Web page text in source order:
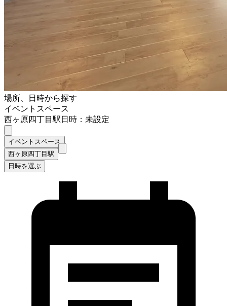
場所、日時から探す
イベントスペース
西ヶ原四丁目駅日時：未設定
イベントスペース
西ヶ原四丁目駅
日時を選ぶ